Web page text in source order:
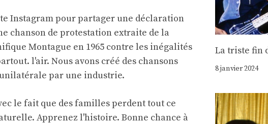
Instagram pour partager une déclaration
chanson de protestation extraite de la
Montague en 1965 contre les inégalités
l'air. Nous avons créé des chansons
par une industrie.
le fait que des familles perdent tout ce
Apprenez l'histoire. Bonne chance à
La triste fin
8 janvier 2024